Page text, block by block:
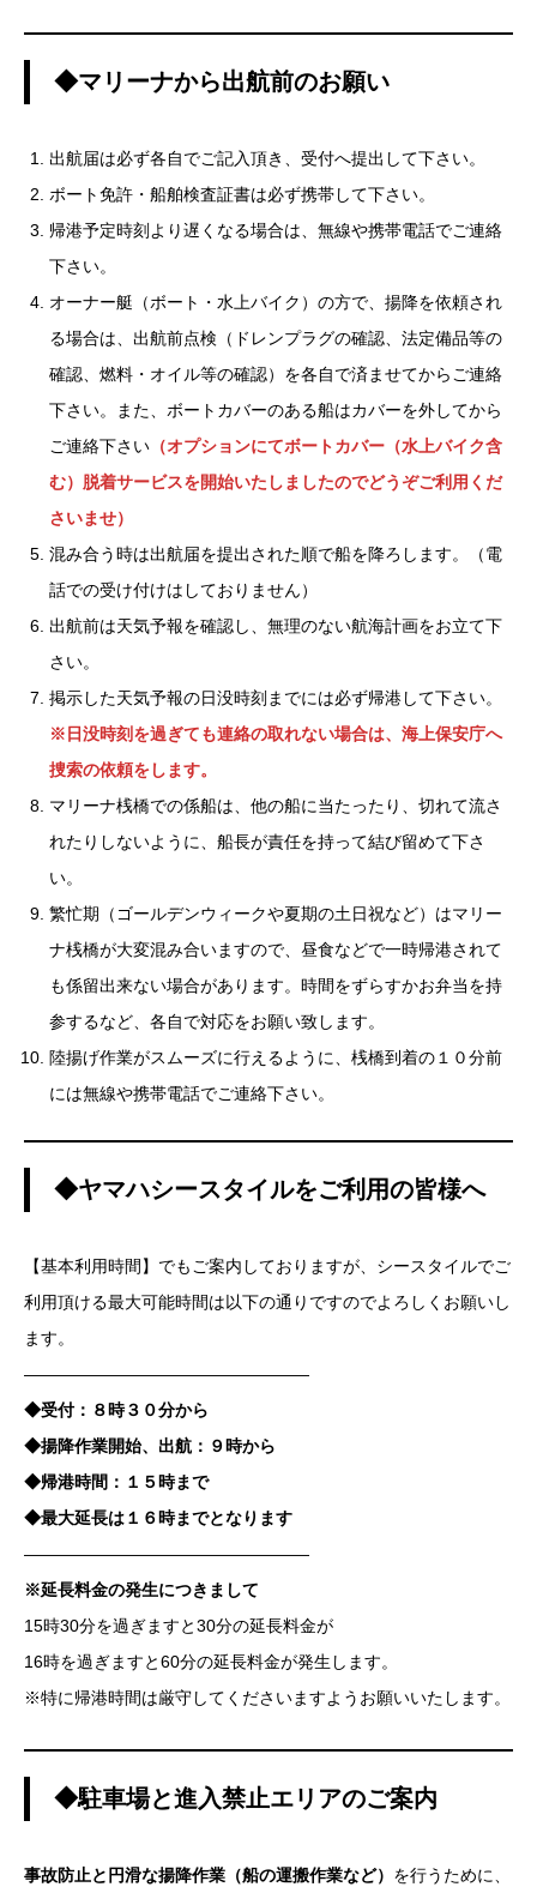
◆マリーナから出航前のお願い
出航届は必ず各自でご記入頂き、受付へ提出して下さい。
ボート免許・船舶検査証書は必ず携帯して下さい。
帰港予定時刻より遅くなる場合は、無線や携帯電話でご連絡
下さい。
オーナー艇（ボート・水上バイク）の方で、揚降を依頼され
る場合は、出航前点検（ドレンプラグの確認、法定備品等の
確認、燃料・オイル等の確認）を各自で済ませてからご連絡
下さい。また、ボートカバーのある船はカバーを外してから
ご連絡下さい （オプションにてボートカバー（水上バイク含
む）脱着サービスを開始いたしましたのでどうぞご利用くだ
さいませ）
混み合う時は出航届を提出された順で船を降ろします。（電
話での受け付けはしておりません）
出航前は天気予報を確認し、無理のない航海計画をお立て下
さい。
掲示した天気予報の日没時刻までには必ず帰港して下さい。
※日没時刻を過ぎても連絡の取れない場合は、海上保安庁へ
捜索の依頼をします。
マリーナ桟橋での係船は、他の船に当たったり、切れて流さ
れたりしないように、船長が責任を持って結び留めて下さ
い。
繁忙期（ゴールデンウィークや夏期の土日祝など）はマリー
ナ桟橋が大変混み合いますので、昼食などで一時帰港されて
も係留出来ない場合があります。時間をずらすかお弁当を持
参するなど、各自で対応をお願い致します。
陸揚げ作業がスムーズに行えるように、桟橋到着の１０分前
には無線や携帯電話でご連絡下さい。
◆ヤマハシースタイルをご利用の皆様へ
【基本利用時間】でもご案内しておりますが、シースタイルでご
利用頂ける最大可能時間は以下の通りですのでよろしくお願いし
ます。
—————————————————
◆受付：８時３０分から
◆揚降作業開始、出航：９時から
◆帰港時間：１５時まで
◆最大延長は１６時までとなります
—————————————————
※延長料金の発生につきまして
15時30分を過ぎますと30分の延長料金が
16時を過ぎますと60分の延長料金が発生します。
※特に帰港時間は厳守してくださいますようお願いいたします。
◆駐車場と進入禁止エリアのご案内
事故防止と円滑な揚降作業（船の運搬作業など） を行うために、